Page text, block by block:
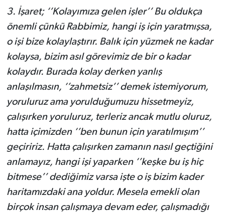
3. İşaret; ‘’Kolayımıza gelen işler’’ Bu oldukça
önemli çünkü Rabbimiz, hangi iş için yaratmışsa,
o işi bize kolaylaştırır. Balık için yüzmek ne kadar
kolaysa, bizim asıl görevimiz de bir o kadar
kolaydır. Burada kolay derken yanlış
anlaşılmasın, ‘’zahmetsiz’’ demek istemiyorum,
yoruluruz ama yorulduğumuzu hissetmeyiz,
çalışırken yoruluruz, terleriz ancak mutlu oluruz,
hatta içimizden ‘’ben bunun için yaratılmışım’’
geçiririz. Hatta çalışırken zamanın nasıl geçtiğini
anlamayız, hangi işi yaparken ‘’keşke bu iş hiç
bitmese’’ dediğimiz varsa işte o iş bizim kader
haritamızdaki ana yoldur. Mesela emekli olan
birçok insan çalışmaya devam eder, çalışmadığı